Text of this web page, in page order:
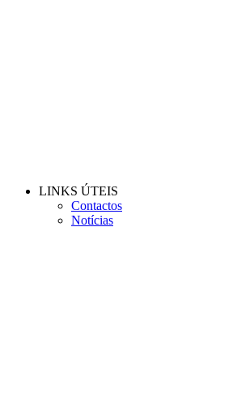
LINKS ÚTEIS
Contactos
Notícias